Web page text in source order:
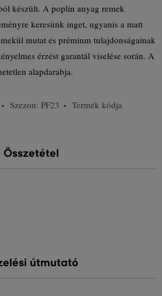
készült. A poplin anyag remek
keresünk inget, ugyanis a matt
mutat és prémium tulajdonságainak
érzést garantál viselése során. A
alapdarabja.
Szezon: PF23
Termék kódja
Összetétel
útmutató